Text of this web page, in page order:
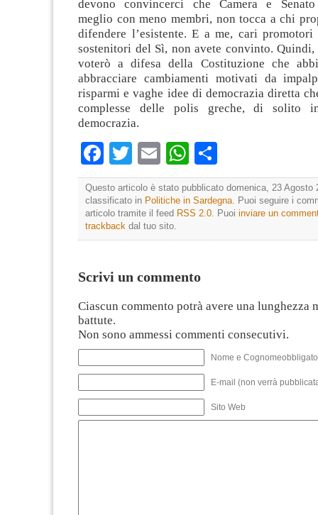
Facebook
TwitterEmailWhatsApp
Questo articolo è stato pubblicato domenica, 23 Agosto
classificato in Politiche in Sardegna . Puoi seguire i
articolo tramite il feed RSS 2.0 . Puoi inviare un
trackback dal tuo sito.
Scrivi un commento
Ciascun commento potrà avere una lunghezza
battute.
Non sono ammessi commenti consecutivi.
Nome e
E-mail (non verrà
Sito Web